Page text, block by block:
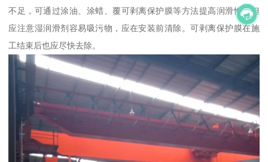
不足，可通过涂油、涂蜡、覆可剥离保护膜等方法提高润滑性。但
应注意湿润滑剂容易吸污物，应在安装前清除。可剥离保护膜在施
工结束后也应尽快去除。